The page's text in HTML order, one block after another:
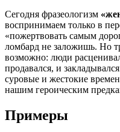
Сегодня фразеологизм
воспринимаем только в
«пожертвовать самым
ломбард не заложишь. Но
возможно: люди
продавался, и
суровые и жестокие
нашим героическим
Примеры